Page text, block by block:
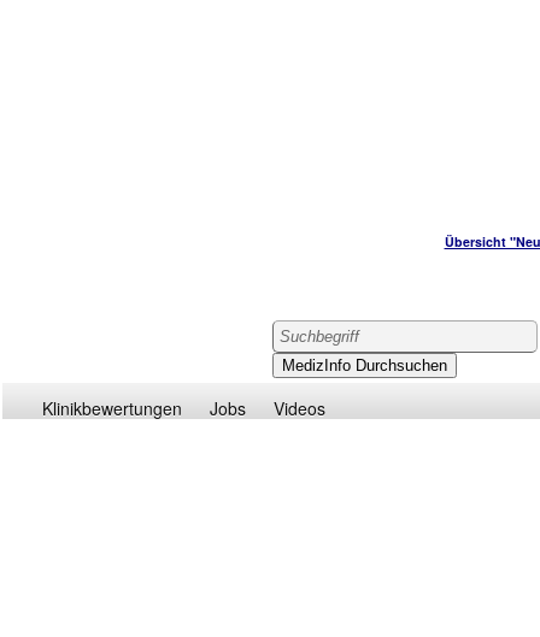
Übersicht
Klinikbewertungen Jobs Videos